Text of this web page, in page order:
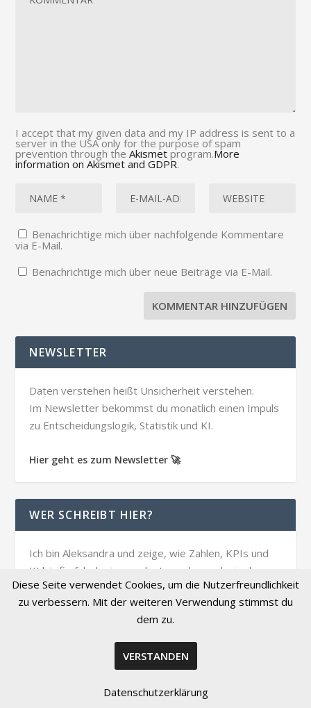
I accept that my given data and my IP address is sent to a
server in the USA only for the purpose of spam
prevention through theAkismet program.More
information on Akismet and GDPR.
Benachrichtige mich über nachfolgende Kommentare
via E-Mail.
Benachrichtige mich über neue Beiträge via E-Mail.
NEWSLETTER
Daten verstehen heißt Unsicherheit verstehen.
Im Newsletter bekommst du monatlich einen Impuls
zu Entscheidungslogik, Statistik und KI.
Hier geht es zum Newsletter 🚀
WER SCHREIBT HIER?
Ich bin Aleksandra und zeige, wie Zahlen, KPIs und
KI häufig falsch eingeordnet werden und wie du
bessere Entscheidungen unter Unsicherheit triffst.
Diese Seite verwendet Cookies, um die Nutzerfreundlichkeit
zu verbessern. Mit der weiteren Verwendung stimmst du
dem zu.
VERSTANDEN
Datenschutzerklärung